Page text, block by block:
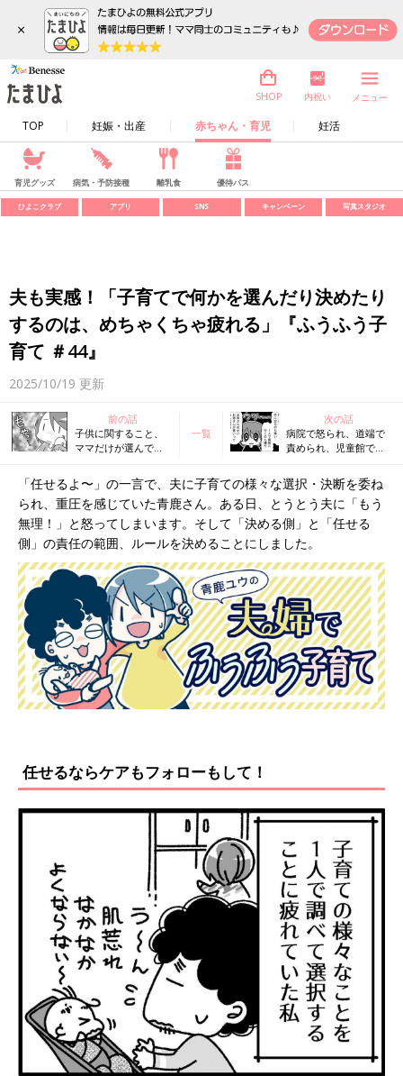
×
TOP 妊娠・出産 赤ちゃん・育児 妊活
SHOP 内祝い メニュー
育児グッズ 病気・予防接種 離乳食 優待パス
ひよこクラブ アプリ SNS キャンペーン 写真スタジオ
夫も実感！「子育てで何かを選んだり決めたり
するのは、めちゃくちゃ疲れる」『ふうふう子
育て ＃44』
2025/10/19 更新
前の話
子供に関すること、
ママだけが選んで決
夫の「任せるよ」に
疲れ果ててしまった
話『ふうふう子育て
＃43』
一覧
次の話
病院で怒られ、道端で
責められ、児童館で避
がアトピーとわかる前
の話『ふうふう子育て
＃45』
「任せるよ〜」の一言で、夫に子育ての様々な選択・決断を委ね
られ、重圧を感じていた青鹿さん。ある日、とうとう夫に「もう
無理！」と怒ってしまいます。そして「決める側」と「任せる
側」の責任の範囲、ルールを決めることにしました。
任せるならケアもフォローもして！